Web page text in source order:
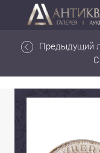
Предыдущий